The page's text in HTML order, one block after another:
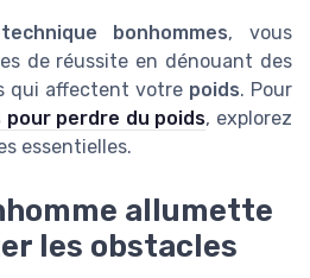
technique bonhommes, vous
de réussite en dénouant des
qui affectent votre poids. Pour
perdre du poids, explorez
essentielles.
allumette
les obstacles